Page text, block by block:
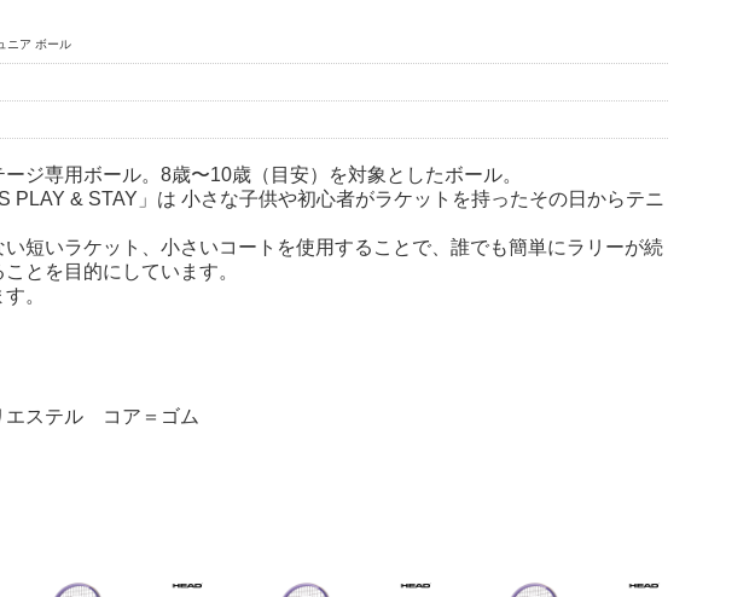
ニア ボール
ジ専用ボール。8歳〜10歳（目安）を対象としたボール。
PLAY & STAY」は 小さな子供や初心者がラケットを持ったその日からテニ
短いラケット、小さいコートを使用することで、誰でも簡単にラリーが続
とを目的にしています。
。
エステル コア＝ゴム